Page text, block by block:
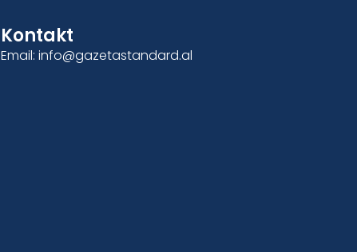
Kontakt
Email: info@gazetastandard.al